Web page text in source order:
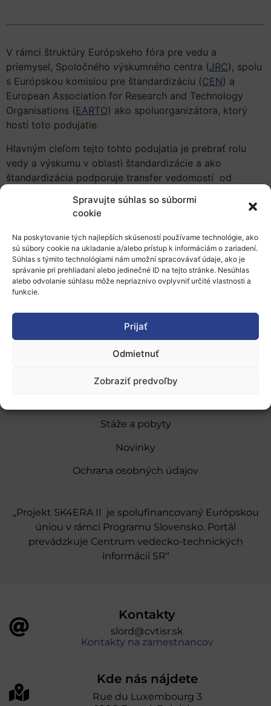
Spravujte súhlas so súbormi
cookie
Na poskytovanie tých najlepších skúseností používame technológie, ako
sú súbory cookie na ukladanie a/alebo prístup k informáciám o zariadení.
Súhlas s týmito technológiami nám umožní spracovávať údaje, ako je
správanie pri prehliadaní alebo jedinečné ID na tejto stránke. Nesúhlas
alebo odvolanie súhlasu môže nepriaznivo ovplyvniť určité vlastnosti a
funkcie.
Prijať
Odmietnuť
Zobraziť predvoľby
V rámci štruktúry Európskeho fóra pre vedu a
priemysel, Spoločného výskumného centra (JRC), spolu
s Európskou komisiou pre štandardizáciu (CEN) a
European Association for Research and Technology
Organisations (EARTO) ako spoluorganizátora, ktorý
hostí toto podujatie.
Hlavným cieľom tejto tohto podujatia je prebrať rolu
vedy a výskumu v oblasti štandardizácie a ako
štandardizácia podporuje transfer vedomostí od
Registrovať sa je možné pomocou emailu:
Pridať do Google Kalendára
O nás
Naše služby
Stáže a pobyty
Novinky
Ochrana osobných údajov
„Projekt SK4ERA II je spolufinancovaný Európskou
úniou v rámci Programu Slovensko. Portál
prevádzkuje Centrum vedecko-technických
informácií SR“
Kontakty
slord@cvtisr.sk
Kontakty na zamestnancov
Kde nás nájdete
Rue du Luxembourg 3